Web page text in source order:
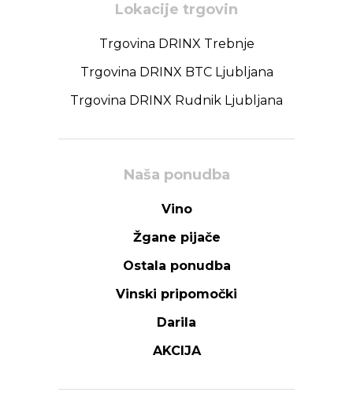
Lokacije trgovin
Trgovina DRINX Trebnje
Trgovina DRINX BTC Ljubljana
Trgovina DRINX Rudnik Ljubljana
Naša ponudba
Vino
Žgane pijače
Ostala ponudba
Vinski pripomočki
Darila
AKCIJA